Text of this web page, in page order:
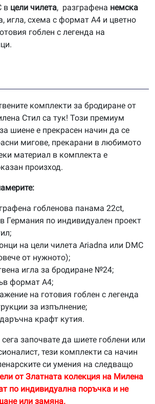
в цели чилета, разграфена немска
игла, схема с формат А4 и цветно
гоблен с легенда на
комплекти за бродиране от
Стил са тук! Този премиум
шиене е прекрасен начин да се
мигове, прекарани в любимото
материал в комплекта е
произход.
гобленова панама 22ct,
Германия по индивидуален проект
на цели чилета Ariadna или DMC
от нужното);
игла за бродиране №24;
формат А4;
на готовия гоблен с легенда
за изпълнение;
крафт кутия.
започвате да шиете гоблени или
тези комплекти са начин
си умения на следващо
от Златната колекция на Милена
по индивидуална поръчка и не
или замяна.